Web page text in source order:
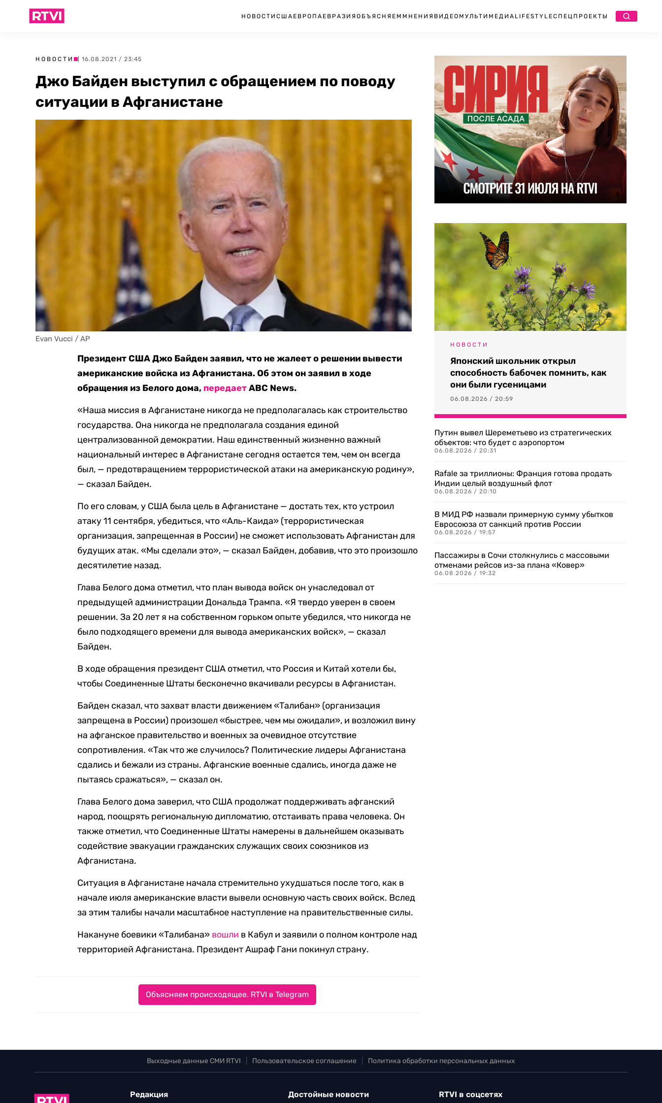
НОВОСТИ США ЕВРОПА ЕВРАЗИЯ ОБЪЯСНЯЕМ МНЕНИЯ ВИДЕО МУЛЬТИМЕДИА LIFESTYLEСПЕЦПРОЕКТЫ
НОВОСТИ | 16.08.2021 / 23:45
Джо Байден выступил с обращением по поводу
ситуации в Афганистане
Evan Vucci / AP
Президент США Джо Байден заявил, что не жалеет о решении вывести
американские войска из Афганистана. Об этом он заявил в ходе
обращения из Белого дома, передаетABC News.
«Наша миссия в Афганистане никогда не предполагалась как строительство
государства. Она никогда не предполагала создания единой
централизованной демократии. Наш единственный жизненно важный
национальный интерес в Афганистане сегодня остается тем, чем он всегда
был, — предотвращением террористической атаки на американскую родину»,
— сказал Байден.
По его словам, у США была цель в Афганистане — достать тех, кто устроил
атаку 11 сентября, убедиться, что «Аль-Каида» (террористическая
организация, запрещенная в России) не сможет использовать Афганистан для
будущих атак. «Мы сделали это», — сказал Байден, добавив, что это произошло
десятилетие назад.
Глава Белого дома отметил, что план вывода войск он унаследовал от
предыдущей администрации Дональда Трампа. «Я твердо уверен в своем
решении. За 20 лет я на собственном горьком опыте убедился, что никогда не
было подходящего времени для вывода американских войск», — сказал
Байден.
В ходе обращения президент США отметил, что Россия и Китай хотели бы,
чтобы Соединенные Штаты бесконечно вкачивали ресурсы в Афганистан.
Байден сказал, что захват власти движением «Талибан» (организация
запрещена в России) произошел «быстрее, чем мы ожидали», и возложил вину
на афганское правительство и военных за очевидное отсутствие
сопротивления. «Так что же случилось? Политические лидеры Афганистана
сдались и бежали из страны. Афганские военные сдались, иногда даже не
пытаясь сражаться», — сказал он.
Глава Белого дома заверил, что США продолжат поддерживать афганский
народ, поощрять региональную дипломатию, отстаивать права человека. Он
также отметил, что Соединенные Штаты намерены в дальнейшем оказывать
содействие эвакуации гражданских служащих своих союзников из
Афганистана.
Ситуация в Афганистане начала стремительно ухудшаться после того, как в
начале июля американские власти вывели основную часть своих войск. Вслед
за этим талибы начали масштабное наступление на правительственные силы.
Накануне боевики «Талибана» вошли в Кабул и заявили о полном контроле над
территорией Афганистана. Президент Ашраф Гани покинул страну.
Объясняем происходящее. RTVI в Telegram
НОВОСТИ
Японский школьник открыл
способность бабочек помнить, как
они были гусеницами
06.08.2026 / 20:59
Путин вывел Шереметьево из стратегических
объектов: что будет с аэропортом
06.08.2026 / 20:31
Rafale за триллионы: Франция готова продать
Индии целый воздушный флот
06.08.2026 / 20:10
В МИД РФ назвали примерную сумму убытков
Евросоюза от санкций против России
06.08.2026 / 19:57
Пассажиры в Сочи столкнулись с массовыми
отменами рейсов из-за плана «Ковер»
06.08.2026 / 19:32
Выходные данные СМИ RTVI Пользовательское соглашение Политика обработки персональных данных
Редакция Достойные новости RTVI в соцсетях